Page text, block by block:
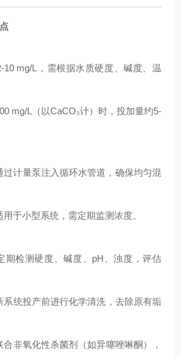
10 mg/L，需根据水质硬度、碱度、温
mg/L（以CaCO₃计）时，投加量约5-
过计量泵注入循环水管道，确保均匀混
于小型系统，需定期监测浓度。
期检测硬度、碱度、pH、浊度，评估
系统投产前进行化学清洗，去除原有垢
合非氧化性杀菌剂（如异噻唑啉酮），